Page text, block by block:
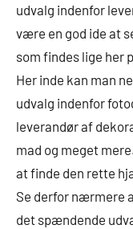
udvalg indenfor
være en god ide at
som findes lige her
Her inde kan man
udvalg indenfor
leverandør af
mad og meget
at finde den rette
Se derfor nærmere
det spændende